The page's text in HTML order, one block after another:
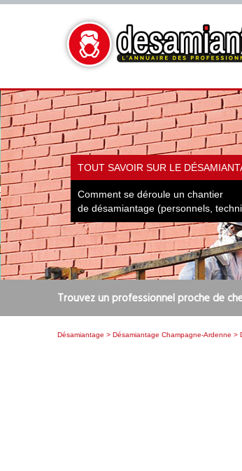
TOUT SAVOIR SUR LE
Comment se déroule un chantier
de désamiantage (personnels,
Trouvez un professionnel proche de
Désamiantage > Désamiantage Champagne-Ardenne >